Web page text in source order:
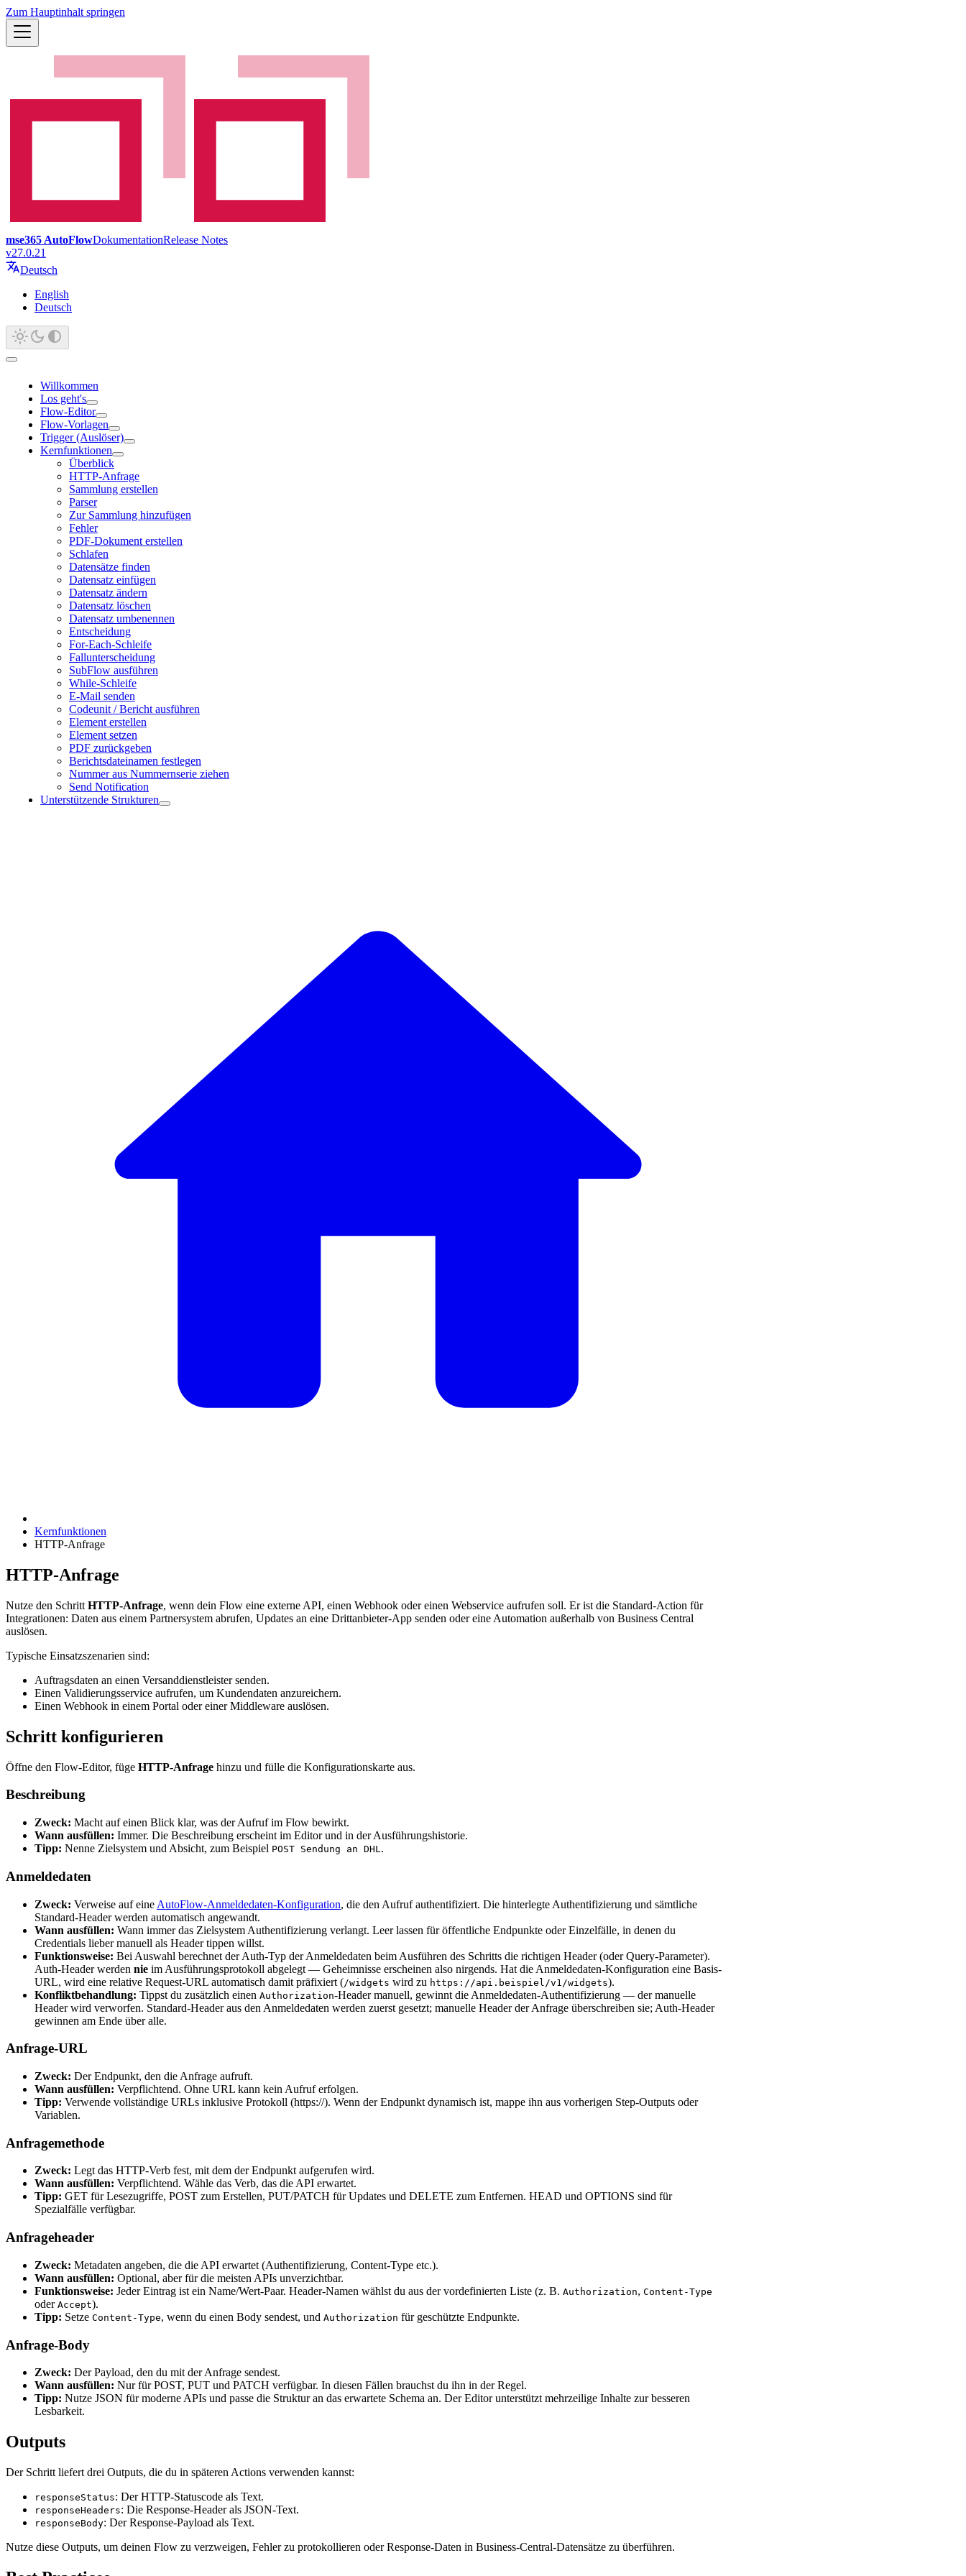
Zum Hauptinhalt springen
mse365 AutoFlowDokumentationRelease Notes
v27.0.21
Deutsch
English
Deutsch
Willkommen
Los geht's
Flow-Editor
Flow-Vorlagen
Trigger (Auslöser)
Kernfunktionen
Überblick
HTTP-Anfrage
Sammlung erstellen
Parser
Zur Sammlung hinzufügen
Fehler
PDF-Dokument erstellen
Schlafen
Datensätze finden
Datensatz einfügen
Datensatz ändern
Datensatz löschen
Datensatz umbenennen
Entscheidung
For-Each-Schleife
Fallunterscheidung
SubFlow ausführen
While-Schleife
E-Mail senden
Codeunit / Bericht ausführen
Element erstellen
Element setzen
PDF zurückgeben
Berichtsdateinamen festlegen
Nummer aus Nummernserie ziehen
Send Notification
Unterstützende Strukturen
Kernfunktionen
HTTP-Anfrage
HTTP-Anfrage
Nutze den Schritt HTTP-Anfrage, wenn dein Flow eine externe API, einen Webhook oder einen Webservice aufrufen soll. Er ist die Standard-Action für
Integrationen: Daten aus einem Partnersystem abrufen, Updates an eine Drittanbieter-App senden oder eine Automation außerhalb von Business Central
auslösen.
Typische Einsatzszenarien sind:
Auftragsdaten an einen Versanddienstleister senden.
Einen Validierungsservice aufrufen, um Kundendaten anzureichern.
Einen Webhook in einem Portal oder einer Middleware auslösen.
Schritt konfigurieren
Öffne den Flow-Editor, füge HTTP-Anfrage hinzu und fülle die Konfigurationskarte aus.
Beschreibung
Zweck: Macht auf einen Blick klar, was der Aufruf im Flow bewirkt.
Wann ausfüllen: Immer. Die Beschreibung erscheint im Editor und in der Ausführungshistorie.
Tipp: Nenne Zielsystem und Absicht, zum Beispiel POST Sendung an DHL.
Anmeldedaten
Zweck: Verweise auf eine AutoFlow-Anmeldedaten-Konfiguration, die den Aufruf authentifiziert. Die hinterlegte Authentifizierung und sämtliche
Standard-Header werden automatisch angewandt.
Wann ausfüllen: Wann immer das Zielsystem Authentifizierung verlangt. Leer lassen für öffentliche Endpunkte oder Einzelfälle, in denen du
Credentials lieber manuell als Header tippen willst.
Funktionsweise: Bei Auswahl berechnet der Auth-Typ der Anmeldedaten beim Ausführen des Schritts die richtigen Header (oder Query-Parameter).
Auth-Header werden nie im Ausführungsprotokoll abgelegt — Geheimnisse erscheinen also nirgends. Hat die Anmeldedaten-Konfiguration eine Basis-
URL, wird eine relative Request-URL automatisch damit präfixiert (/widgets wird zu https://api.beispiel/v1/widgets).
Konfliktbehandlung: Tippst du zusätzlich einen Authorization-Header manuell, gewinnt die Anmeldedaten-Authentifizierung — der manuelle
Header wird verworfen. Standard-Header aus den Anmeldedaten werden zuerst gesetzt; manuelle Header der Anfrage überschreiben sie; Auth-Header
gewinnen am Ende über alle.
Anfrage-URL
Zweck: Der Endpunkt, den die Anfrage aufruft.
Wann ausfüllen: Verpflichtend. Ohne URL kann kein Aufruf erfolgen.
Tipp: Verwende vollständige URLs inklusive Protokoll (https://). Wenn der Endpunkt dynamisch ist, mappe ihn aus vorherigen Step-Outputs oder
Variablen.
Anfragemethode
Zweck: Legt das HTTP-Verb fest, mit dem der Endpunkt aufgerufen wird.
Wann ausfüllen: Verpflichtend. Wähle das Verb, das die API erwartet.
Tipp: GET für Lesezugriffe, POST zum Erstellen, PUT/PATCH für Updates und DELETE zum Entfernen. HEAD und OPTIONS sind für
Spezialfälle verfügbar.
Anfrageheader
Zweck: Metadaten angeben, die die API erwartet (Authentifizierung, Content-Type etc.).
Wann ausfüllen: Optional, aber für die meisten APIs unverzichtbar.
Funktionsweise: Jeder Eintrag ist ein Name/Wert-Paar. Header-Namen wählst du aus der vordefinierten Liste (z. B. Authorization, Content-Type
oder Accept).
Tipp: Setze Content-Type, wenn du einen Body sendest, und Authorization für geschützte Endpunkte.
Anfrage-Body
Zweck: Der Payload, den du mit der Anfrage sendest.
Wann ausfüllen: Nur für POST, PUT und PATCH verfügbar. In diesen Fällen brauchst du ihn in der Regel.
Tipp: Nutze JSON für moderne APIs und passe die Struktur an das erwartete Schema an. Der Editor unterstützt mehrzeilige Inhalte zur besseren
Lesbarkeit.
Outputs
Der Schritt liefert drei Outputs, die du in späteren Actions verwenden kannst:
responseStatus: Der HTTP-Statuscode als Text.
responseHeaders: Die Response-Header als JSON-Text.
responseBody: Der Response-Payload als Text.
Nutze diese Outputs, um deinen Flow zu verzweigen, Fehler zu protokollieren oder Response-Daten in Business-Central-Datensätze zu überführen.